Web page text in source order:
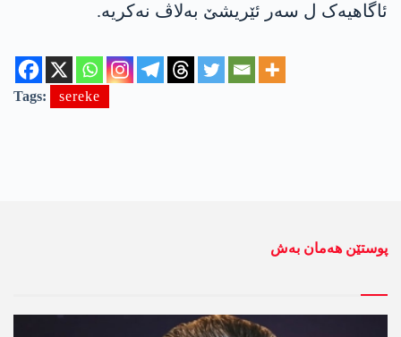
ئاگاهیەک ل سەر ئێریشێ بەلاڤ نەکریە.
Tags: sereke
پوستێن ھەمان بەش